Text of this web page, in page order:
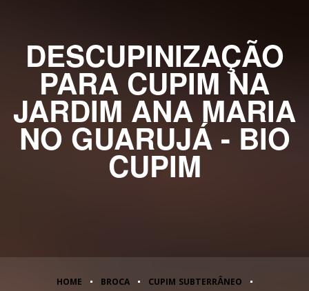
DESCUPINIZAÇÃO
PARA CUPIM NA
JARDIM ANA MARIA
NO GUARUJÁ - BIO
CUPIM
HOME BROCA
CUPIM SUBTERRÂNEO